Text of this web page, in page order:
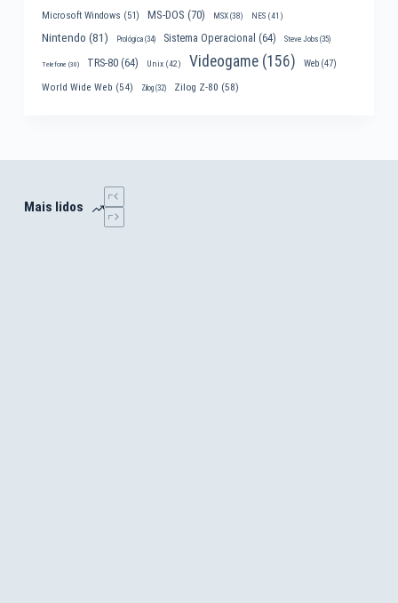
Microsoft Windows (51) MS-DOS (70) MSX(38) NES(41)
Nintendo (81) Prológica(34) Sistema Operacional (64) Steve Jobs(35)
Telefone (30) TRS-80(64) Unix(42) Videogame(156) Web(47)
World Wide Web (54) Zilog(32) Zilog Z-80 (58)
Mais lidos